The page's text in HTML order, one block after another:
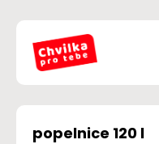
popelnice 120 l